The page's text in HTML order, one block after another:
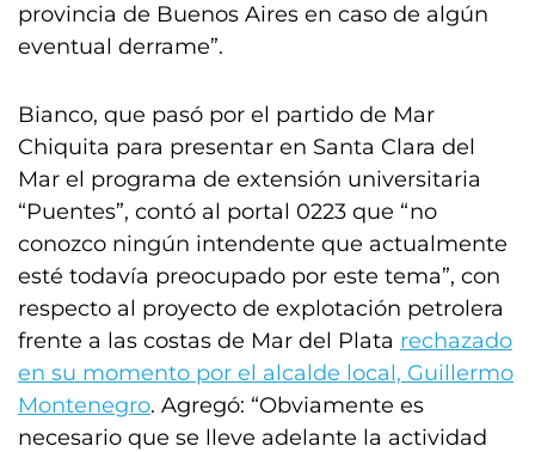
provincia de Buenos Aires en caso de algún
eventual derrame”.
Bianco, que pasó por el partido de Mar
Chiquita para presentar en Santa Clara del
Mar el programa de extensión universitaria
“Puentes”, contó al portal 0223 que “no
conozco ningún intendente que actualmente
esté todavía preocupado por este tema”, con
respecto al proyecto de explotación petrolera
frente a las costas de Mar del Plata rechazado
en su momento por el alcalde local, Guillermo
Montenegro. Agregó: “Obviamente es
necesario que se lleve adelante la actividad